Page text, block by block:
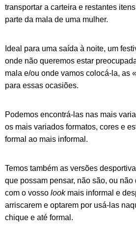
transportar a carteira e restantes
parte da mala de uma mulher.
Ideal para uma saída à noite, um
onde não queremos estar
mala e/ou onde vamos colocá-la, as
para essas ocasiões.
Podemos encontrá-las nas mais
os mais variados formatos, cores e
formal ao mais informal.
Temos também as versões
que possam pensar, não são, ou não
com o vosso lookmais informal e
arriscarem e optarem por usá-las
chique e até formal.